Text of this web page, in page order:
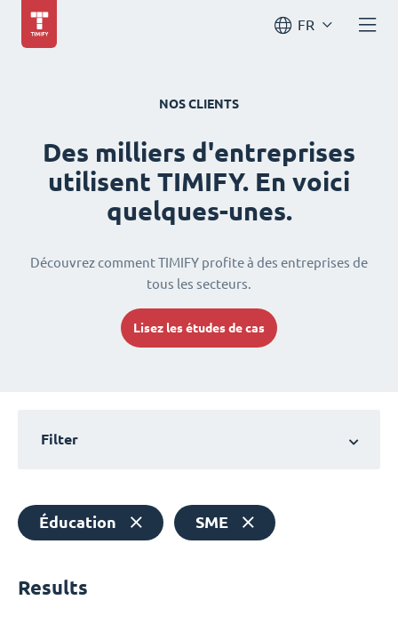
FR
NOS CLIENTS
Des milliers d'entreprises
utilisent TIMIFY. En voici
quelques-unes.
Découvrez comment TIMIFY profite à des entreprises de
tous les secteurs.
Lisez les études de cas
Filter
Éducation SME
Results